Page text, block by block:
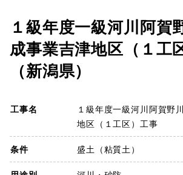
よくあるご質問
SDGs
会社概要
お知らせ
１級年度一級河川阿賀
成事業吉津地区（１工
（新潟県）
工事名
１級年度一級河川阿賀野
地区（１工区）工事
条件 盛土（粘質土）